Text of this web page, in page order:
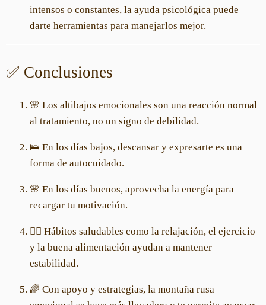
intensos o constantes, la ayuda psicológica puede
darte herramientas para manejarlos mejor.
✅ Conclusiones
🌸 Los altibajos emocionales son una reacción normal
al tratamiento, no un signo de debilidad.
🛌 En los días bajos, descansar y expresarte es una
forma de autocuidado.
🌸 En los días buenos, aprovecha la energía para
recargar tu motivación.
🧘‍♀️ Hábitos saludables como la relajación, el ejercicio
y la buena alimentación ayudan a mantener
estabilidad.
🌈 Con apoyo y estrategias, la montaña rusa